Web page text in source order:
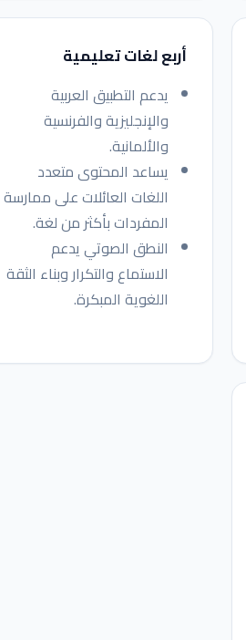
أربع لغات تعليمية
يدعم التطبيق العربية
والإنجليزية والفرنسية
والألمانية.
يساعد المحتوى متعدد
اللغات العائلات على ممارسة
المفردات بأكثر من لغة.
النطق الصوتي يدعم
الاستماع والتكرار وبناء الثقة
اللغوية المبكرة.